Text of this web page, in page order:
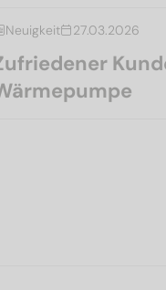
Neuigkeit 27.03.2026